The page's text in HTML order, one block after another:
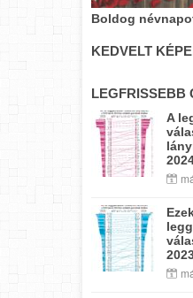
Boldog
KEDVELT
LEGFRISSEBB
A